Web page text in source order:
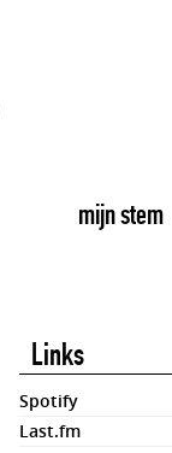
mijn stem
Links
Spotify
Last.fm